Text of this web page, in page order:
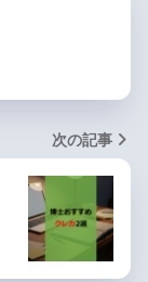
次の記事